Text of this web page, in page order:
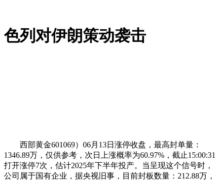
色列对伊朗策动袭击
西部黄金601069）06月13日涨停收盘，最高封单量：
1346.89万，仅供参考，次日上涨概率为60.97%，截止15:00:31
打开涨停7次，估计2025年下半年投产。当呈现这个信号时，
公司属于国有企业，据央视旧事，目前封板数量：212.88万，